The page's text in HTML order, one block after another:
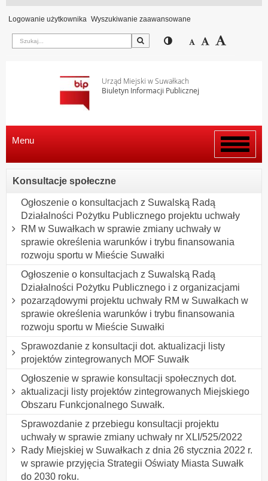
Logowanie użytkownika Wyszukiwanie zaawansowane
Szukaj Przełącz pomiędzy
Zmniejsz
Domyślny
Urząd Miejski w Suwałkach
Biuletyn Informacji Publicznej
Włącz
menu
Menu
Konsultacje społeczne
Ogłoszenie o konsultacjach z Suwalską Radą
Działalności Pożytku Publicznego projektu uchwały
RM w Suwałkach w sprawie zmiany uchwały w
sprawie określenia warunków i trybu finansowania
rozwoju sportu w Mieście Suwałki
Ogłoszenie o konsultacjach z Suwalską Radą
Działalności Pożytku Publicznego i z organizacjami
pozarządowymi projektu uchwały RM w Suwałkach w
sprawie określenia warunków i trybu finansowania
rozwoju sportu w Mieście Suwałki
Sprawozdanie z konsultacji dot. aktualizacji listy
projektów zintegrowanych MOF Suwałk
Ogłoszenie w sprawie konsultacji społecznych dot.
aktualizacji listy projektów zintegrowanych Miejskiego
Obszaru Funkcjonalnego Suwałk.
Sprawozdanie z przebiegu konsultacji projektu
uchwały w sprawie zmiany uchwały nr XLI/525/2022
Rady Miejskiej w Suwałkach z dnia 26 stycznia 2022 r.
w sprawie przyjęcia Strategii Oświaty Miasta Suwałk
do 2030 roku.